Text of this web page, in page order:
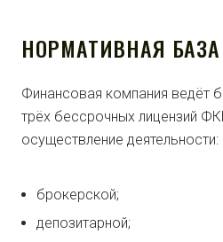
НОРМАТИВНАЯ БАЗА
Финансовая компания ведёт
трёх бессрочных лицензий
осуществление деятельности:
брокерской;
депозитарной;